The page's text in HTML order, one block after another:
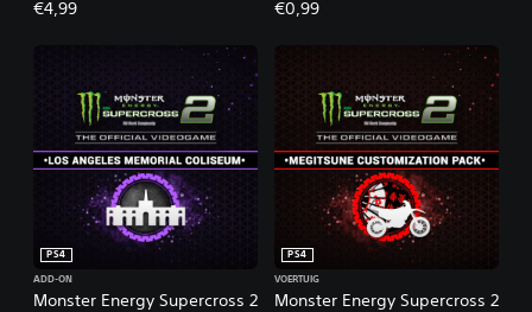
€4,99 €0,99
Monster Energy Supercross 2
PS4
ADD-ON
Monster Energy Supercross 2
PS4
VOERTUIG